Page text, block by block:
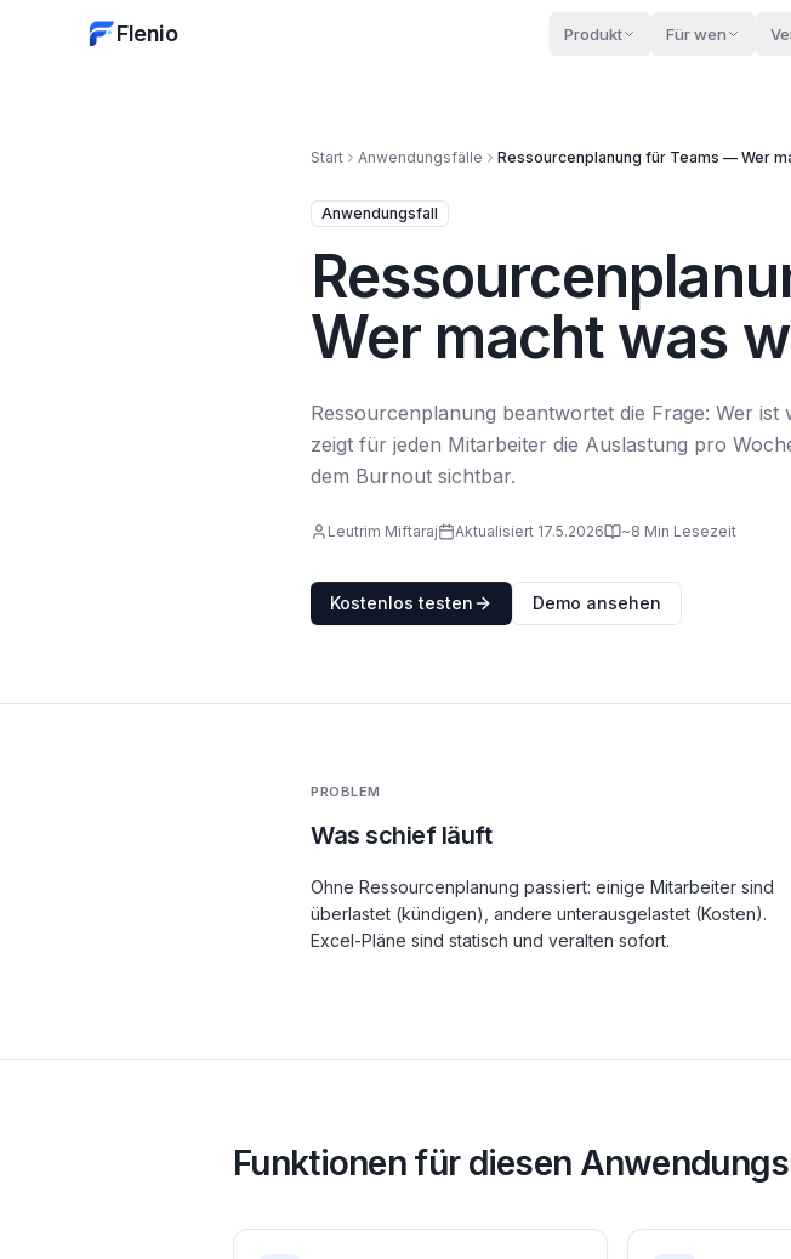
Flenio Produkt Für wen
Start Anwendungsfälle Ressourcenplanung für Teams — Wer
Anwendungsfall
Wer macht was
Ressourcenplanung beantwortet die Frage: Wer
zeigt für jeden Mitarbeiter die Auslastung pro
dem Burnout sichtbar.
Leutrim Miftaraj Aktualisiert 17.5.2026 ~8 Min Lesezeit
Kostenlos testen Demo ansehen
PROBLEM
Was schief läuft
Ohne Ressourcenplanung passiert: einige Mitarbeiter sind
überlastet (kündigen), andere unterausgelastet (Kosten).
Excel-Pläne sind statisch und veralten sofort.
Funktionen für diesen